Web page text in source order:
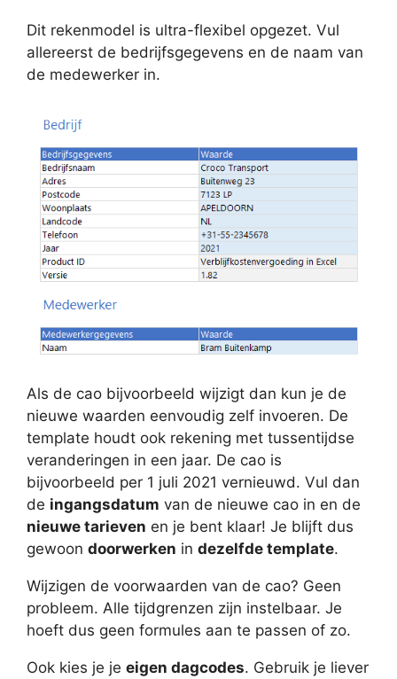
Dit rekenmodel is ultra-flexibel opgezet. Vul
allereerst de bedrijfsgegevens en de naam van
de medewerker in.
Als de cao bijvoorbeeld wijzigt dan kun je de
nieuwe waarden eenvoudig zelf invoeren. De
template houdt ook rekening met tussentijdse
veranderingen in een jaar. De cao is
bijvoorbeeld per 1 juli 2021 vernieuwd. Vul dan
de ingangsdatum van de nieuwe cao in en de
nieuwe tarieven en je bent klaar! Je blijft dus
gewoon doorwerken in dezelfde template.
Wijzigen de voorwaarden van de cao? Geen
probleem. Alle tijdgrenzen zijn instelbaar. Je
hoeft dus geen formules aan te passen of zo.
Ook kies je je eigen dagcodes. Gebruik je liever